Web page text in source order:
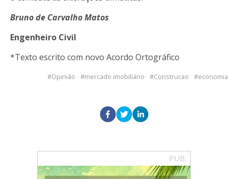
Bruno de Carvalho Matos
Engenheiro Civil
*Texto escrito com novo Acordo Ortográfico
Opinião mercado imobiliário Construcao economia
PUB